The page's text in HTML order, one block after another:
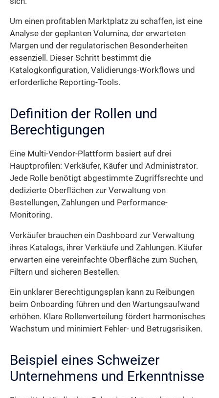
Um einen profitablen Marktplatz zu schaffen, ist eine
Analyse der geplanten Volumina, der erwarteten
Margen und der regulatorischen Besonderheiten
essenziell. Dieser Schritt bestimmt die
Katalogkonfiguration, Validierungs-Workflows und
erforderliche Reporting-Tools.
Definition der Rollen und
Berechtigungen
Eine Multi-Vendor-Plattform basiert auf drei
Hauptprofilen: Verkäufer, Käufer und Administrator.
Jede Rolle benötigt abgestimmte Zugriffsrechte und
dedizierte Oberflächen zur Verwaltung von
Bestellungen, Zahlungen und Performance-
Monitoring.
Verkäufer brauchen ein Dashboard zur Verwaltung
ihres Katalogs, ihrer Verkäufe und Zahlungen. Käufer
erwarten eine vereinfachte Oberfläche zum Suchen,
Filtern und sicheren Bestellen.
Ein unklarer Berechtigungsplan kann zu Reibungen
beim Onboarding führen und den Wartungsaufwand
erhöhen. Klare Rollenverteilung fördert harmonisches
Wachstum und minimiert Fehler- und Betrugsrisiken.
Beispiel eines Schweizer
Unternehmens und Erkenntnisse